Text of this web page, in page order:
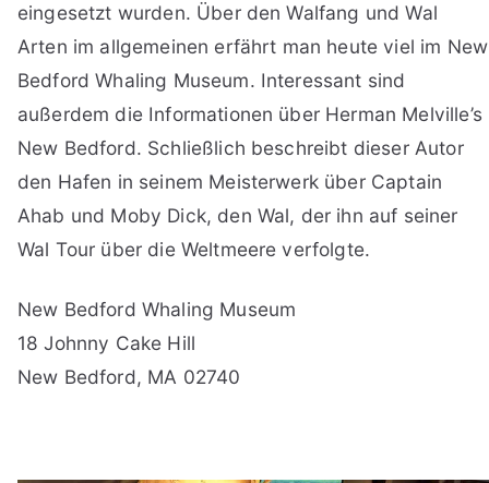
eingesetzt wurden. Über den Walfang und Wal
Arten im allgemeinen erfährt man heute viel im New
Bedford Whaling Museum. Interessant sind
außerdem die Informationen über Herman Melville’s
New Bedford. Schließlich beschreibt dieser Autor
den Hafen in seinem Meisterwerk über Captain
Ahab und Moby Dick, den Wal, der ihn auf seiner
Wal Tour über die Weltmeere verfolgte.
New Bedford Whaling Museum
18 Johnny Cake Hill
New Bedford, MA 02740